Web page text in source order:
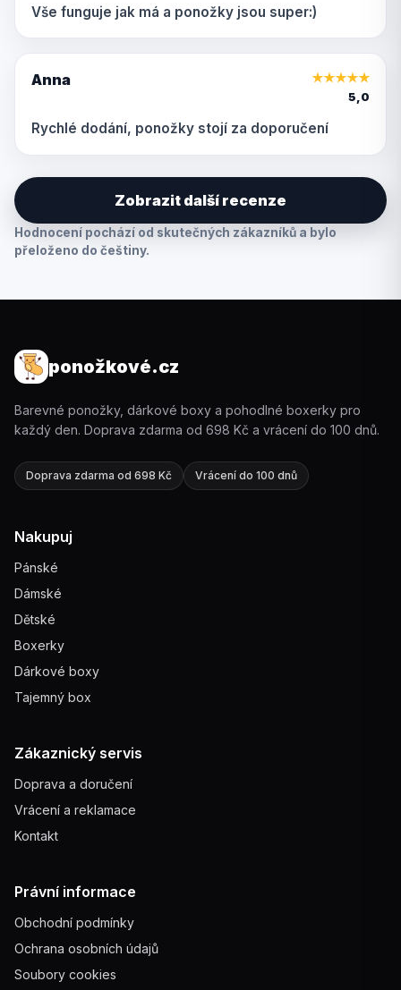
ponožkové.cz
Barevné ponožky, dárkové boxy a pohodlné boxerky pro
každý den. Doprava zdarma od 698 Kč a vrácení do 100 dnů.
Doprava zdarma od 698 Kč Vrácení do 100 dnů
Nakupuj
Pánské
Dámské
Dětské
Boxerky
Dárkové boxy
Tajemný box
Zákaznický servis
Doprava a doručení
Vrácení a reklamace
Kontakt
Právní informace
Obchodní podmínky
Ochrana osobních údajů
Soubory cookies
Vše funguje jak má a ponožky jsou super:)
Anna ★★★★★
5,0
Rychlé dodání, ponožky stojí za doporučení
Zobrazit další recenze
Hodnocení pochází od skutečných zákazníků a bylo
přeloženo do češtiny.